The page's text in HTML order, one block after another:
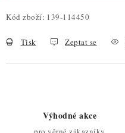
Kód zboží: 139-114450
Tisk Zeptat se
Výhodné akce